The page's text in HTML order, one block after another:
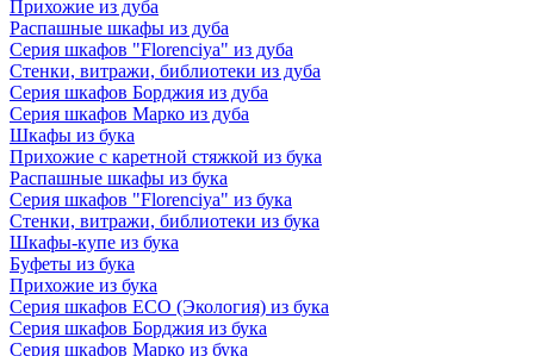
Прихожие из дуба
Распашные шкафы из дуба
Серия шкафов "Florenciya" из дуба
Стенки, витражи, библиотеки из дуба
Серия шкафов Борджия из дуба
Серия шкафов Марко из дуба
Шкафы из бука
Прихожие с каретной стяжкой из бука
Распашные шкафы из бука
Серия шкафов "Florenciya" из бука
Стенки, витражи, библиотеки из бука
Шкафы-купе из бука
Буфеты из бука
Прихожие из бука
Серия шкафов ECO (Экология) из бука
Серия шкафов Борджия из бука
Серия шкафов Марко из бука